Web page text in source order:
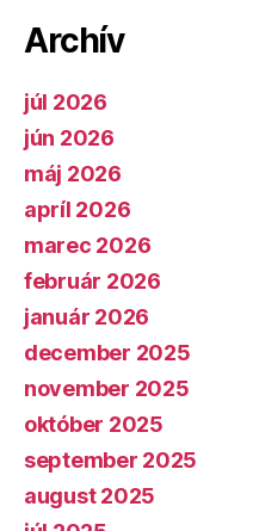
Archív
júl 2026
jún 2026
máj 2026
apríl 2026
marec 2026
február 2026
január 2026
december 2025
november 2025
október 2025
september 2025
august 2025